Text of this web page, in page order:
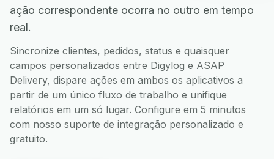
ação correspondente ocorra no outro em tempo
real.
Sincronize clientes, pedidos, status e quaisquer
campos personalizados entre Digylog e ASAP
Delivery, dispare ações em ambos os aplicativos a
partir de um único fluxo de trabalho e unifique
relatórios em um só lugar. Configure em 5 minutos
com nosso suporte de integração personalizado e
gratuito.